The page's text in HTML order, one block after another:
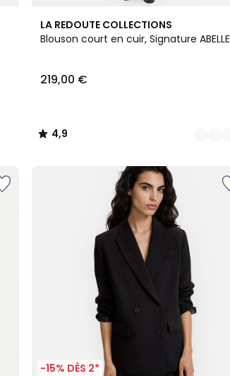
LA REDOUTE COLLECTIONS
Blouson court en cuir, Signature ABELLE
219,00 €
4,9
/ 5
2
Couleurs
4,9
/
-15% DÈS 2*